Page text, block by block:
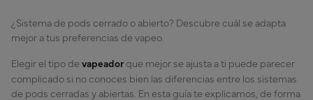
¿Sistema de pods cerrado o abierto? Descubre cuál se adapta
mejor a tus preferencias de vapeo.
Elegir el tipo de vapeadorque mejor se ajusta a ti puede parecer
complicado si no conoces bien las diferencias entre los sistemas
de pods cerradas y abiertas. En esta guía te explicamos, de forma